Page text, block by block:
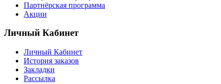
Партнёрская программа
Акции
Личный Кабинет
Личный Кабинет
История заказов
Закладки
Рассылка